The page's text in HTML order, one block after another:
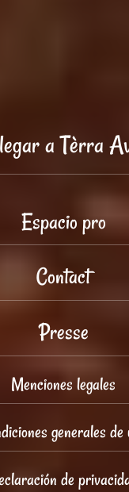
a Tèrra
Espacio pro
Contact
Presse
Menciones legales
generales de
de